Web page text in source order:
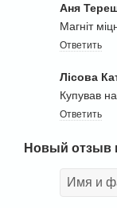
Аня
Магніт
Ответить
Лісова
Купував
Ответить
Новый отзыв